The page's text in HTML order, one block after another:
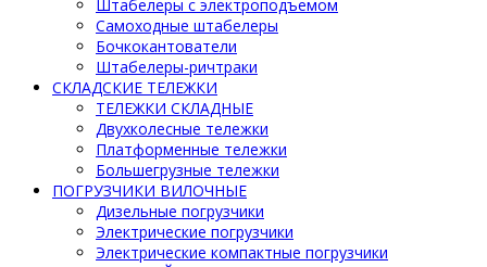
Штабелеры с электроподъемом
Самоходные штабелеры
Бочкокантователи
Штабелеры-ричтраки
СКЛАДСКИЕ ТЕЛЕЖКИ
ТЕЛЕЖКИ СКЛАДНЫЕ
Двухколесные тележки
Платформенные тележки
Большегрузные тележки
ПОГРУЗЧИКИ ВИЛОЧНЫЕ
Дизельные погрузчики
Электрические погрузчики
Электрические компактные погрузчики